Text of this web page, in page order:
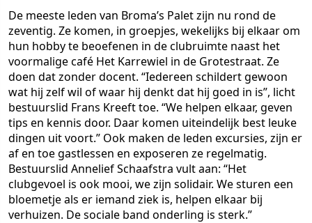
De meeste leden van Broma’s Palet zijn nu rond de
zeventig. Ze komen, in groepjes, wekelijks bij elkaar om
hun hobby te beoefenen in de clubruimte naast het
voormalige café Het Karrewiel in de Grotestraat. Ze
doen dat zonder docent. “Iedereen schildert gewoon
wat hij zelf wil of waar hij denkt dat hij goed in is”, licht
bestuurslid Frans Kreeft toe. “We helpen elkaar, geven
tips en kennis door. Daar komen uiteindelijk best leuke
dingen uit voort.” Ook maken de leden excursies, zijn er
af en toe gastlessen en exposeren ze regelmatig.
Bestuurslid Annelief Schaafstra vult aan: “Het
clubgevoel is ook mooi, we zijn solidair. We sturen een
bloemetje als er iemand ziek is, helpen elkaar bij
verhuizen. De sociale band onderling is sterk.”